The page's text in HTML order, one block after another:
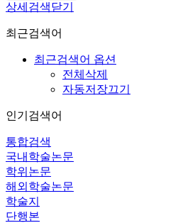
상세검색닫기
최근검색어
최근검색어 옵션
전체삭제
자동저장끄기
인기검색어
통합검색
국내학술논문
학위논문
해외학술논문
학술지
단행본